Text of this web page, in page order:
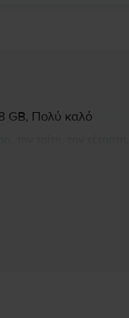
GB, Πολύ καλό